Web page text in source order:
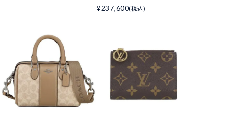
¥237,600(税込)